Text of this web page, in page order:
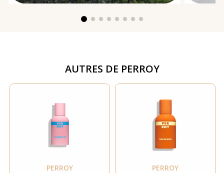
AUTRES DE PERROY
PERROY PERROY